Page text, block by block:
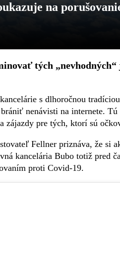
na
tých
s dlhoročnou
nenávisti na internete.
zájazdy pre tých, ktorí sú
Fellner priznáva, že si
kancelária Bubo totiž pred
proti Covid-19.